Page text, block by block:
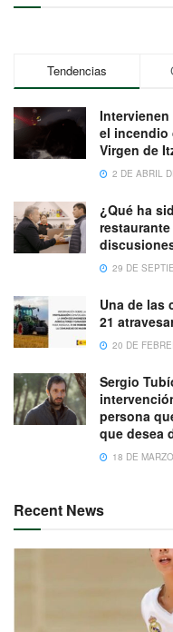
Tendencias
el incendio
Virgen de
2 DE ABRIL
¿Qué ha
29 DE
Una de las
21
20 DE
Sergio
persona
que desea
18 DE
Recent News